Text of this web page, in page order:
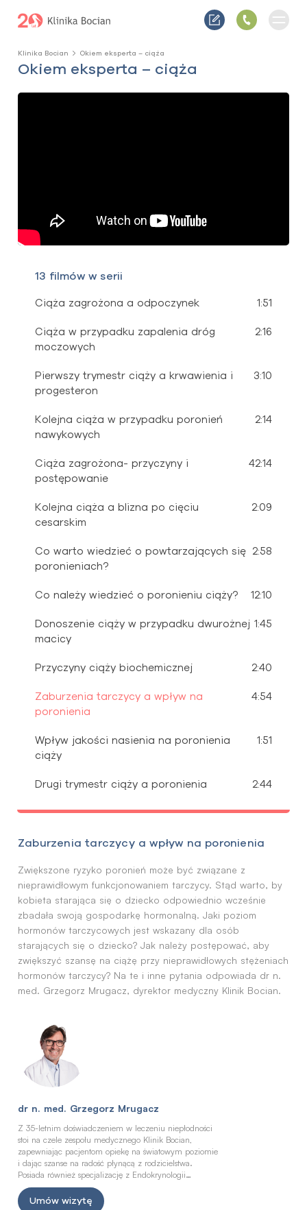
Klinika Bocian Okiem eksperta – ciąża
Okiem eksperta – ciąża
13 filmów w serii
Ciąża zagrożona a odpoczynek 1:51
Ciąża w przypadku zapalenia dróg
moczowych
2:16
Pierwszy trymestr ciąży a krwawienia i
progesteron
3:10
Kolejna ciąża w przypadku poronień
nawykowych
2:14
Ciąża zagrożona- przyczyny i
postępowanie
42:14
Kolejna ciąża a blizna po cięciu
cesarskim
2:09
Co warto wiedzieć o powtarzających się
poronieniach?
2:58
Co należy wiedzieć o poronieniu ciąży? 12:10
Donoszenie ciąży w przypadku dwurożnej
macicy
1:45
Przyczyny ciąży biochemicznej 2:40
Zaburzenia tarczycy a wpływ na
poronienia
4:54
Wpływ jakości nasienia na poronienia
ciąży
1:51
Drugi trymestr ciąży a poronienia 2:44
Zaburzenia tarczycy a wpływ na poronienia
Zwiększone ryzyko poronień może być związane z
nieprawidłowym funkcjonowaniem tarczycy. Stąd warto, by
kobieta starająca się o dziecko odpowiednio wcześnie
zbadała swoją gospodarkę hormonalną. Jaki poziom
hormonów tarczycowych jest wskazany dla osób
starających się o dziecko? Jak należy postępować, aby
zwiększyć szansę na ciążę przy nieprawidłowych stężeniach
hormonów tarczycy? Na te i inne pytania odpowiada dr n.
med. Grzegorz Mrugacz, dyrektor medyczny Klinik Bocian.
dr n. med. Grzegorz Mrugacz
Z 35-letnim doświadczeniem w leczeniu niepłodności
stoi na czele zespołu medycznego Klinik Bocian,
zapewniając pacjentom opiekę na światowym poziomie
i dając szanse na radość płynącą z rodzicielstwa.
Posiada również specjalizację z Endokrynologii
Ginekologicznej i Rozrodczości.
Umów wizytę